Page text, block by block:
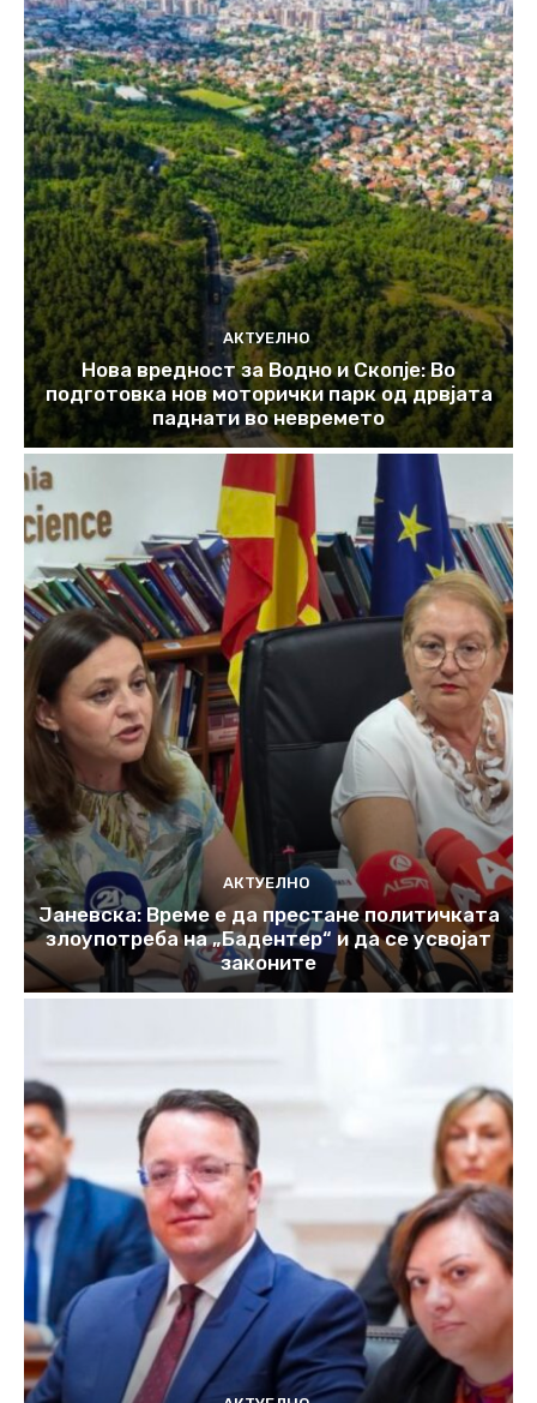
АКТУЕЛНО
Нова вредност за Водно и Скопје: Во
подготовка нов моторички парк од дрвјата
паднати во невремето
АКТУЕЛНО
Јаневска: Време е да престане политичката
злоупотреба на „Бадентер“ и да се усвојат
законите